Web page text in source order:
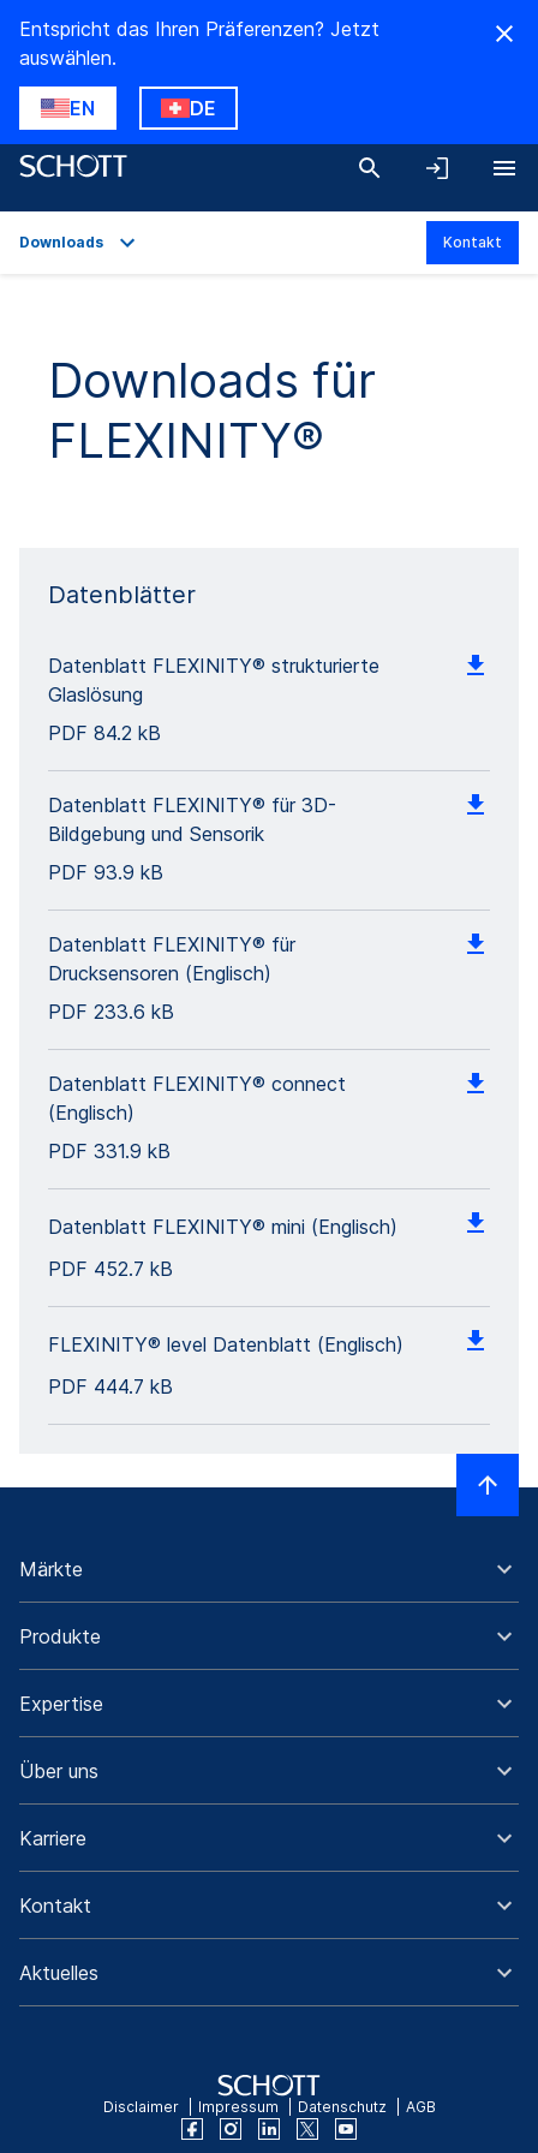
Entspricht das Ihren Präferenzen? Jetzt
auswählen.
EN DE
Technische Daten
Produktvarianten
Downloads
Downloads Kontakt
Downloads für
FLEXINITY®
Datenblätter
Datenblatt FLEXINITY® strukturierte
Glaslösung
PDF 84.2 kB
Datenblatt FLEXINITY® für 3D-
Bildgebung und Sensorik
PDF 93.9 kB
Datenblatt FLEXINITY® für
Drucksensoren (Englisch)
PDF 233.6 kB
Datenblatt FLEXINITY® connect
(Englisch)
PDF 331.9 kB
Datenblatt FLEXINITY® mini (Englisch)
PDF 452.7 kB
FLEXINITY® level Datenblatt (Englisch)
PDF 444.7 kB
Märkte
Produkte
Expertise
Über uns
Karriere
Kontakt
Aktuelles
Disclaimer Impressum Datenschutz AGB